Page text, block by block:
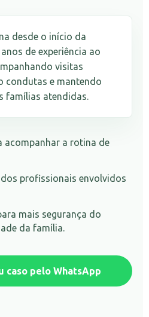
desde o início da
de experiência ao
visitas
condutas e mantendo
famílias atendidas.
acompanhar a rotina de
profissionais envolvidos
mais segurança do
da família.
caso pelo WhatsApp